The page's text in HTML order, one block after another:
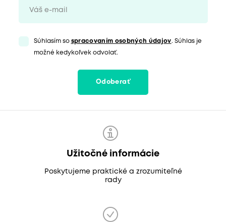
Súhlasím so spracovaním osobných údajov. Súhlas je
možné kedykoľvek odvolať.
Odoberať
Užitočné informácie
Poskytujeme praktické a zrozumiteľné
rady